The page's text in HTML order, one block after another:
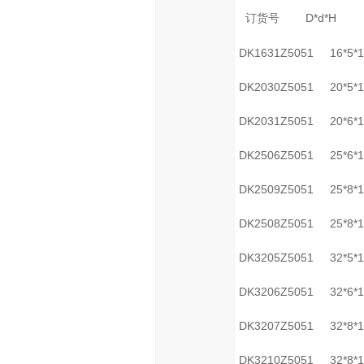
订货号 D*d*H
DK1631Z5051
DK2030Z5051
DK2031Z5051
DK2506Z5051
DK2509Z5051
DK2508Z5051
DK3205Z5051
DK3206Z5051
DK3207Z5051
DK3210Z5051